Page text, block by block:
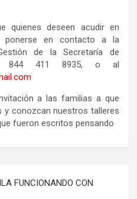
quienes deseen acudir en
ponerse en contacto a la
de la Secretaría de
844 411 8935, o al
a las familias a que
y conozcan nuestros talleres
fueron escritos pensando
FUNCIONANDO CON